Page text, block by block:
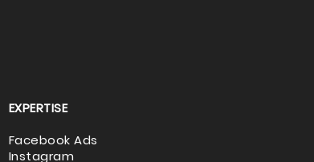
EXPERTISE
Facebook Ads
Instagram